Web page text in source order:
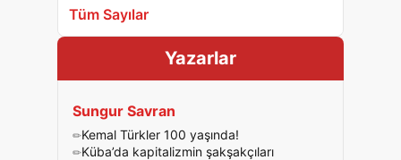
Tüm Sayılar
Yazarlar
Sungur Savran
Kemal Türkler 100 yaşında!
Küba’da kapitalizmin şakşakçıları